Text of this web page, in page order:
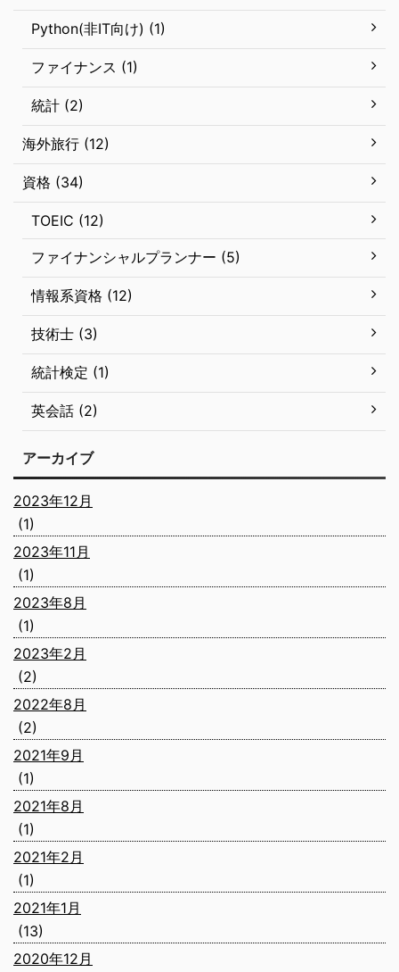
Python(非IT向け) (1)
ファイナンス (1)
統計 (2)
海外旅行 (12)
資格 (34)
TOEIC (12)
ファイナンシャルプランナー (5)
情報系資格 (12)
技術士 (3)
統計検定 (1)
英会話 (2)
アーカイブ
2023年12月
(1)
2023年11月
(1)
2023年8月
(1)
2023年2月
(2)
2022年8月
(2)
2021年9月
(1)
2021年8月
(1)
2021年2月
(1)
2021年1月
(13)
2020年12月